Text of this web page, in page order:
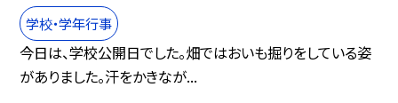
学校・学年行事
今日は、学校公開日でした。畑ではおいも掘りをしている姿
がありました。汗をかきなが...